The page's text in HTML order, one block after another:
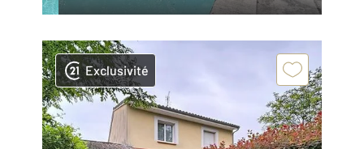
Exclusivité